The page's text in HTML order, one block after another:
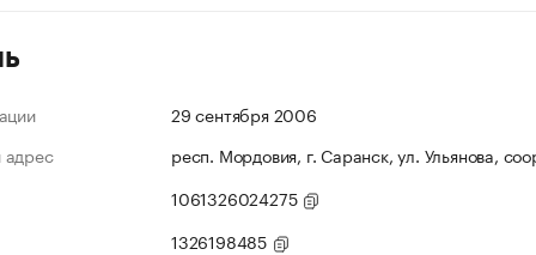
29 сентября 2006
респ. Мордовия, г. Саранск, ул. Ульянова,
1061326024275
1326198485